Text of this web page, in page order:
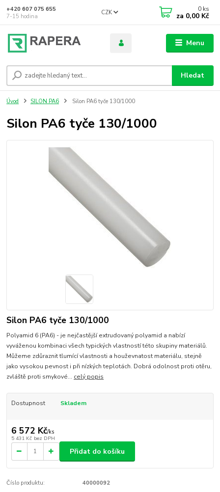
Menu
CZK
Hledat
+420 607 075 655
7-15 hodina
0 ks
za 0,00 Kč
Úvod SILON PA6 Silon PA6 tyče 130/1000
Silon PA6 tyče 130/1000
Silon PA6 tyče 130/1000
Polyamid 6 (PA6) - je nejčastější extrudovaný polyamid a nabízí
vyváženou kombinaci všech typických vlastností této skupiny materiálů.
Můžeme zdůraznit tlumící vlastnosti a houževnatost materiálu, stejně
jako vysokou pevnost i při nízkých teplotách. Dobrá odolnost proti otěru,
zvláště proti smykové... celý popis
Dostupnost Skladem
6 572 Kč/ks
5 431 Kč bez DPH
Přidat do košíku
Číslo produktu: 40000092